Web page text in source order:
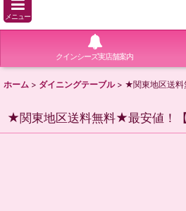
メニュー
クインシーズ実店舗案内
ホーム > ダイニングテーブル > ★関東地区送料
★関東地区送料無料★最安値！